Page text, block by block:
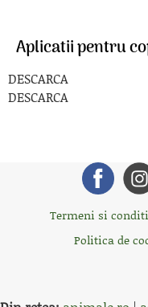
Aplicatii pentru
DESCARCA
DESCARCA
Termeni si
Politica de